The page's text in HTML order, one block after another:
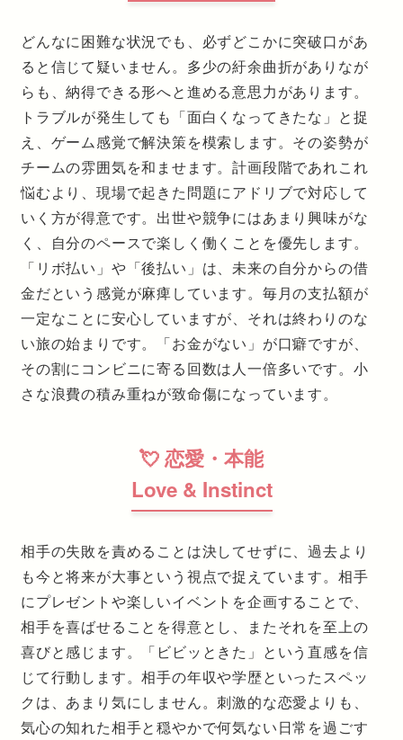
どんなに困難な状況でも、必ずどこかに突破口があ
ると信じて疑いません。多少の紆余曲折がありなが
らも、納得できる形へと進める意思力があります。
トラブルが発生しても「面白くなってきたな」と捉
え、ゲーム感覚で解決策を模索します。その姿勢が
チームの雰囲気を和ませます。計画段階であれこれ
悩むより、現場で起きた問題にアドリブで対応して
いく方が得意です。出世や競争にはあまり興味がな
く、自分のペースで楽しく働くことを優先します。
「リボ払い」や「後払い」は、未来の自分からの借
金だという感覚が麻痺しています。毎月の支払額が
一定なことに安心していますが、それは終わりのな
い旅の始まりです。「お金がない」が口癖ですが、
その割にコンビニに寄る回数は人一倍多いです。小
さな浪費の積み重ねが致命傷になっています。
💘 恋愛・本能
Love & Instinct
相手の失敗を責めることは決してせずに、過去より
も今と将来が大事という視点で捉えています。相手
にプレゼントや楽しいイベントを企画することで、
相手を喜ばせることを得意とし、またそれを至上の
喜びと感じます。「ビビッときた」という直感を信
じて行動します。相手の年収や学歴といったスペッ
クは、あまり気にしません。刺激的な恋愛よりも、
気心の知れた相手と穏やかで何気ない日常を過ごす